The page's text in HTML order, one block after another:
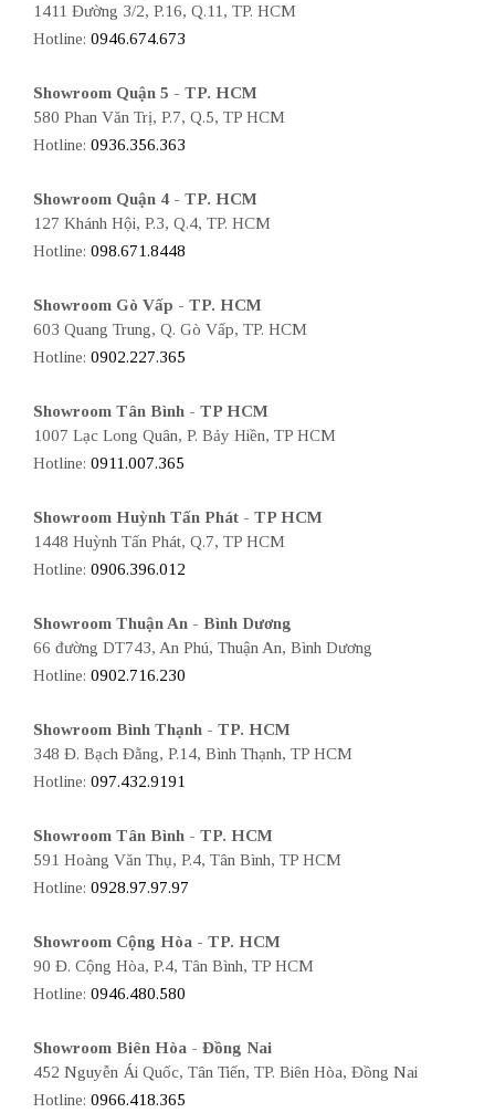
1411 Đường 3/2, P.16, Q.11, TP. HCM
Hotline: 0946.674.673
Showroom Quận 5 - TP. HCM
580 Phan Văn Trị, P.7, Q.5, TP HCM
Hotline: 0936.356.363
Showroom Quận 4 - TP. HCM
127 Khánh Hội, P.3, Q.4, TP. HCM
Hotline: 098.671.8448
Showroom Gò Vấp - TP. HCM
603 Quang Trung, Q. Gò Vấp, TP. HCM
Hotline: 0902.227.365
Showroom Tân Bình - TP HCM
1007 Lạc Long Quân, P. Bảy Hiền, TP HCM
Hotline: 0911.007.365
Showroom Huỳnh Tấn Phát - TP HCM
1448 Huỳnh Tấn Phát, Q.7, TP HCM
Hotline: 0906.396.012
Showroom Thuận An - Bình Dương
66 đường DT743, An Phú, Thuận An, Bình Dương
Hotline: 0902.716.230
Showroom Bình Thạnh - TP. HCM
348 Đ. Bạch Đằng, P.14, Bình Thạnh, TP HCM
Hotline: 097.432.9191
Showroom Tân Bình - TP. HCM
591 Hoàng Văn Thụ, P.4, Tân Bình, TP HCM
Hotline: 0928.97.97.97
Showroom Cộng Hòa - TP. HCM
90 Đ. Cộng Hòa, P.4, Tân Bình, TP HCM
Hotline: 0946.480.580
Showroom Biên Hòa - Đồng Nai
452 Nguyễn Ái Quốc, Tân Tiến, TP. Biên Hòa, Đồng Nai
Hotline: 0966.418.365